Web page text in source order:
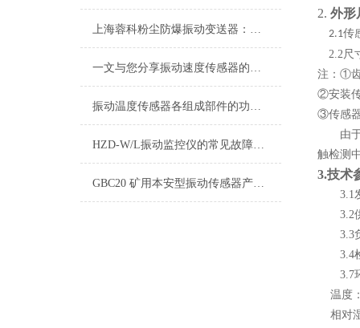
上海蓉科粉尘防爆振动变送器：筑牢工业安全防线的技术利器
一文与您分享振动速度传感器的安装步骤
振动温度传感器各组成部件的功能特点分享
HZD-W/L振动监控仪的常见故障相应解决方法
GBC20 矿用本安型振动传感器产品说明书
2. 外形
2.1传
2.2尺
注： ①齿
②安装
③传感
由
触检测
3.技术
3.1
3.2
3.3
3.4
3.7
温度
相对